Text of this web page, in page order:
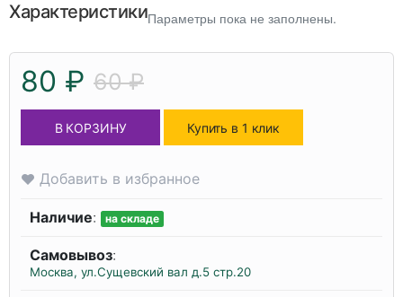
ХарактеристикиПараметры пока не заполнены.
80 ₽ 60 ₽
В КОРЗИНУ Купить в 1 клик
Добавить в избранное
Наличие: на складе
Самовывоз:
Москва, ул.Сущевский вал д.5 стр.20